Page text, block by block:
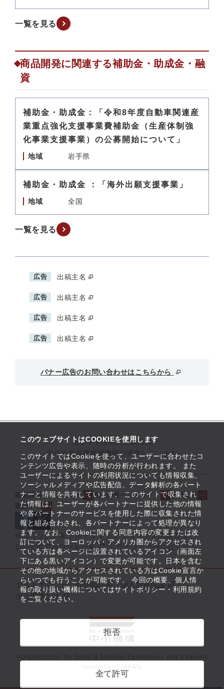
このウェブサイトはCOOKIEを使用します
このサイトではCookieを使って、ユーザーに合わせたコ
ンテンツ広告や表示、随時の分析が行われます。 また
ユーザーによるサイトの利用状況についても情報収集、
ソーシャルメディアや広告配信、データ解析の各パート
ナーと情報を共有しています。 このサイトで収集され
た情報は、ユーザーが各パートナーに提供した他の情報
や各パートナーのサービスを使用した際に収集された情
報と組み合わされ、各パートナーによって処理が異なり
ます。 なお、Cookieに関する同意内容の変更または改
訂について、ヨーロッパ・アメリカ圏からアクセスされ
ている方は各ページに設置されているアイコン（画面左
下にある黒いアイコン）で変更が可能です。日本を含む
その他の地域からアクセスされている方はCookie宣言か
らいつでも行うことが可能です。 今回の概要、個人情
報の取り扱い機構についてはサイトポリシー・利用規約
をご覧ください。
拒否
全て許可
一覧を見る
商品開発に関連する補助金・助成金・融
資
補助金・助成金：「令和8年度自動車関連産
業重点強化支援事業費補助金（生産体制強
化事業支援事業）の公募開始について」
地域 岩手県
補助金・助成金 ：「海外出願支援事業」
地域 全国
一覧を見る
広告 出稿主名
広告 出稿主名
広告 出稿主名
広告 出稿主名
バナー広告のお問い合わせはこちらから
当サイトは独立行政法人
中小企業基盤整備機構が運営しています
経営課題解決メニュー 支援情報ヘッドライン
起業支援
取組事例
役立つリンク集 サイトマップ
サイト利用条件
SNS公式アカウント一覧
ウェブアクセシビリティ
サイトポリシー・利用規約
個人情報保護
中小機構とは